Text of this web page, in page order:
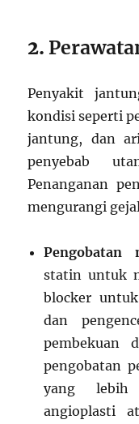
2.
Penyakit
kondisi seperti
jantung, dan
penyebab
Penanganan
mengurangi
Pengobatan
statin untuk
blocker
dan
pembekuan
pengobatan
yang lebih
angioplasti